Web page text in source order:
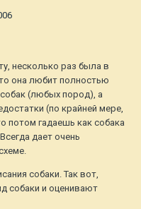
несколько раз была в
она любит полностью
(любых пород), а
(по крайней мере,
потом гадаешь как собака
дает очень
собаки. Так вот,
собаки и оценивают